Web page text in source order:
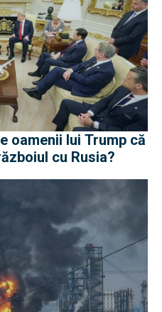
oamenii lui Trump că
cu Rusia?